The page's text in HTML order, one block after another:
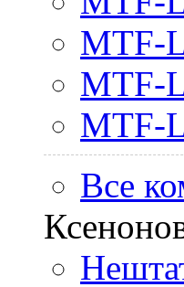
MTF-
MTF-
MTF-
Все